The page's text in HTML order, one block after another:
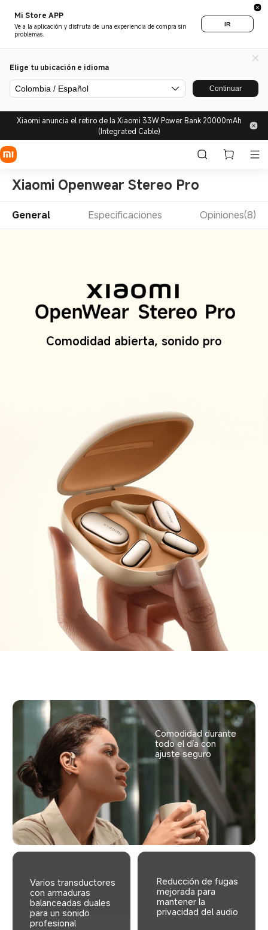
Mi Store APP
Ve a la aplicación y disfruta de una experiencia de compra sin
problemas.
IR
Elige tu ubicación e idioma
Colombia / Español Continuar
Xiaomi anuncia el retiro de la Xiaomi 33W Power Bank 20000mAh
(Integrated Cable)
Xiaomi Openwear Stereo Pro
General Especificaciones Opiniones(8)
Comodidad abierta, sonido pro
Comodidad durante
todo el día con
ajuste seguro
Varios transductores
con armaduras
balanceadas duales
para un sonido
profesional
Reducción de fugas
mejorada para
mantener la
privacidad del audio